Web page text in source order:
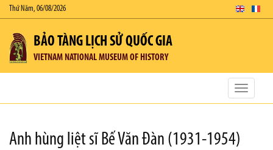
Thứ Năm, 06/08/2026
BẢO TÀNG LỊCH SỬ QUỐC GIA
VIETNAM NATIONAL MUSEUM OF HISTORY
Toggle
Anh hùng liệt sĩ Bế Văn Đàn (1931-1954)